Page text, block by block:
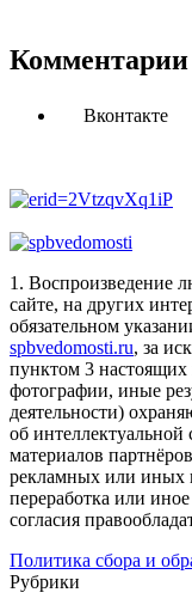
Комментарии
Вконтакте
1. Воспроизведение
сайте, на других
обязательном
spbvedomosti.ru, за
пунктом 3 настоящих
фотографии, иные
деятельности)
об интеллектуальной
материалов
рекламных или иных
переработка или
согласия
Политика сбора и
Рубрики